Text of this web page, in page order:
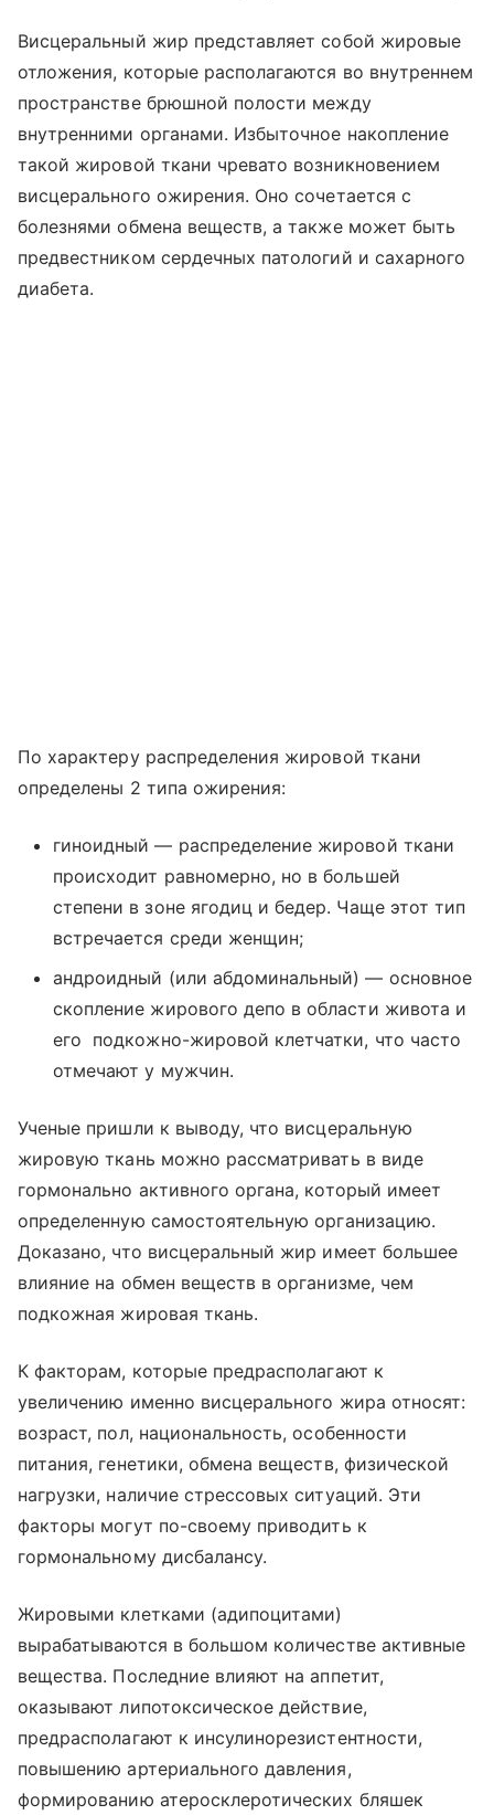
Висцеральный жир представляет собой жировые
отложения, которые располагаются во внутреннем
пространстве брюшной полости между
внутренними органами. Избыточное накопление
такой жировой ткани чревато возникновением
висцерального ожирения. Оно сочетается с
болезнями обмена веществ, а также может быть
предвестником сердечных патологий и сахарного
диабета.
По характеру распределения жировой ткани
определены 2 типа ожирения:
гиноидный — распределение жировой ткани
происходит равномерно, но в большей
степени в зоне ягодиц и бедер. Чаще этот тип
встречается среди женщин;
андроидный (или абдоминальный) — основное
скопление жирового депо в области живота и
его подкожно-жировой клетчатки, что часто
отмечают у мужчин.
Ученые пришли к выводу, что висцеральную
жировую ткань можно рассматривать в виде
гормонально активного органа, который имеет
определенную самостоятельную организацию.
Доказано, что висцеральный жир имеет большее
влияние на обмен веществ в организме, чем
подкожная жировая ткань.
К факторам, которые предрасполагают к
увеличению именно висцерального жира относят:
возраст, пол, национальность, особенности
питания, генетики, обмена веществ, физической
нагрузки, наличие стрессовых ситуаций. Эти
факторы могут по-своему приводить к
гормональному дисбалансу.
Жировыми клетками (адипоцитами)
вырабатываются в большом количестве активные
вещества. Последние влияют на аппетит,
оказывают липотоксическое действие,
предрасполагают к инсулинорезистентности,
повышению артериального давления,
формированию атеросклеротических бляшек